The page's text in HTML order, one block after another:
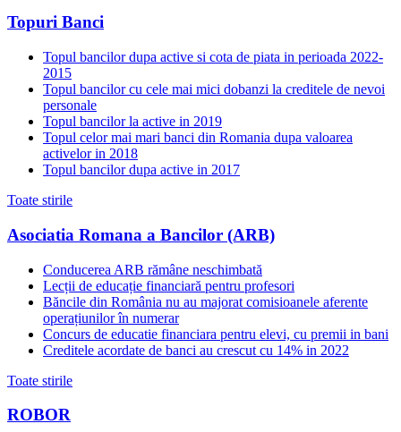
Topuri Banci
Topul bancilor dupa active si cota de piata in perioada 2022-
2015
Topul bancilor cu cele mai mici dobanzi la creditele de nevoi
personale
Topul bancilor la active in 2019
Topul celor mai mari banci din Romania dupa valoarea
activelor in 2018
Topul bancilor dupa active in 2017
Toate stirile
Asociatia Romana a Bancilor (ARB)
Conducerea ARB rămâne neschimbată
Lecții de educație financiară pentru profesori
Băncile din România nu au majorat comisioanele aferente
operațiunilor în numerar
Concurs de educatie financiara pentru elevi, cu premii in bani
Creditele acordate de banci au crescut cu 14% in 2022
Toate stirile
ROBOR